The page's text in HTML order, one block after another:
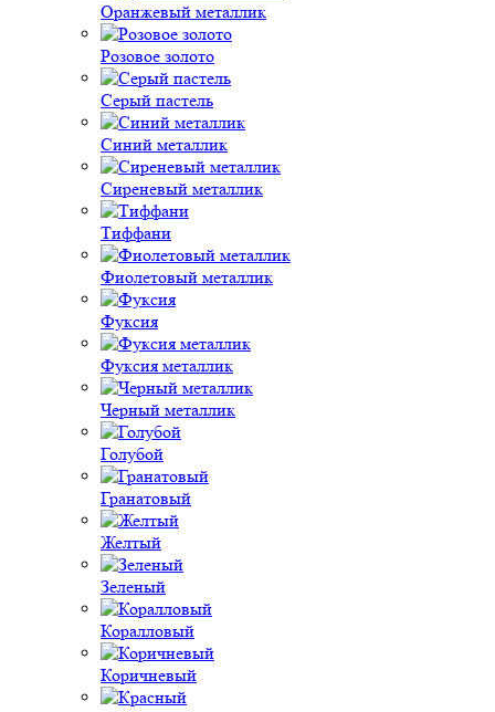
Оранжевый металлик
Розовое золото
Серый пастель
Синий металлик
Сиреневый металлик
Тиффани
Фиолетовый металлик
Фуксия
Фуксия металлик
Черный металлик
Голубой
Гранатовый
Желтый
Зеленый
Коралловый
Коричневый